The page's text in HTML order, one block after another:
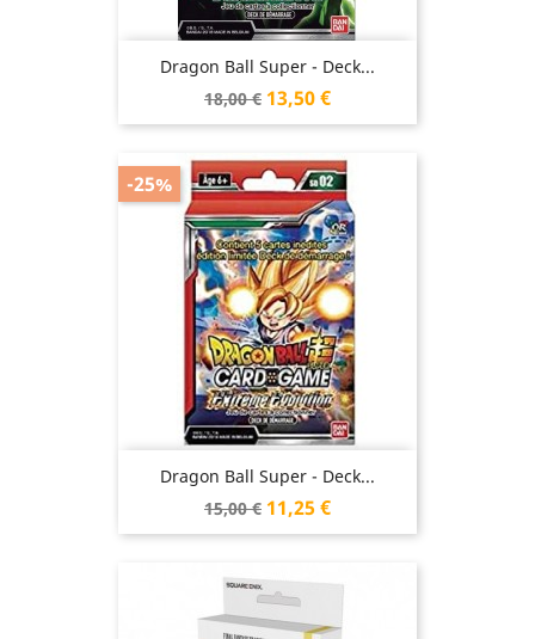
Dragon Ball Super - Deck...
Prix
de
18,00 € Prix
13,50 €
Dragon Ball Super - Deck...
Prix
de
15,00 € Prix
11,25 €
-25%